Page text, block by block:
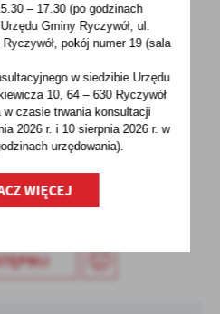
– 17.30 (po godzinach
Gminy Ryczywół, ul.
pokójnumer 19 (sala
w siedzibie Urzędu
10, 64 – 630 Ryczywół
w czasie trwania konsultacji
2026 r. i 10 sierpnia 2026 r. w
urzędowania).
WIĘCEJ